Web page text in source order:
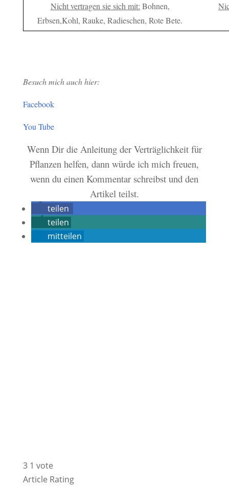
Nicht vertragen sie sich mit: Bohnen,
Erbsen,Kohl, Rauke, Radieschen, Rote Bete.
Besuch mich auch hier:
Facebook
You Tube
Wenn Dir die Anleitung der Verträglichkeit für
Pflanzen helfen, dann würde ich mich freuen,
wenn du einen Kommentar schreibst und den
Artikel teilst.
teilen
teilen
mitteilen
3 1 vote
Article Rating